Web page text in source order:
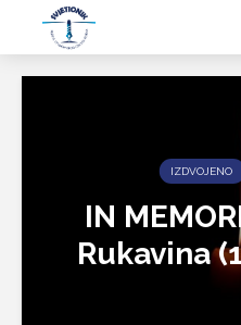
IZDVOJENO
IN
Rukavina